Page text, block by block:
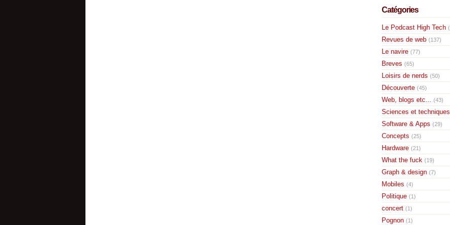
Catégories
Le Podcast High Tech
Revues de web (137)
Le navire (77)
Breves (65)
Loisirs de nerds (50)
Découverte (45)
Web, blogs etc... (43)
Sciences et techniques
Software & Apps (29)
Concepts (25)
Hardware (21)
What the fuck (19)
Graph & design (7)
Mobiles (4)
Politique (1)
concert (1)
Pognon (1)